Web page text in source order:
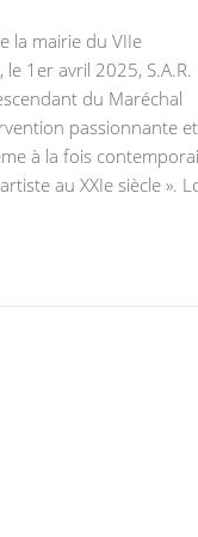
la mairie du VIIe
1er avril 2025, S.A.R.
du Maréchal
passionnante et
à la fois
au XXIe siècle ».